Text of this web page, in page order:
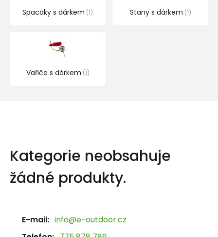
Spacáky s dárkem 1 Stany s dárkem 1
Vařiče s dárkem 1
Kategorie neobsahuje
žádné produkty.
E-mail: info@e-outdoor.cz